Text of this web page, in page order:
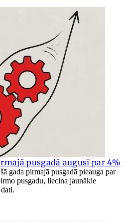
pusgadā augusi par 4%
gada pirmajā pusgadā pieauga par
pusgadu, liecina jaunākie